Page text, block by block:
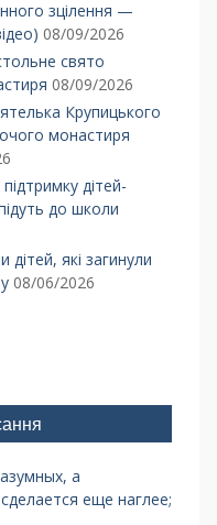
зцілення —
08/09/2026
свято
08/09/2026
Крупицького
монастиря
дітей-
до школи
дітей, які загинули
08/06/2026
а
еще наглее;